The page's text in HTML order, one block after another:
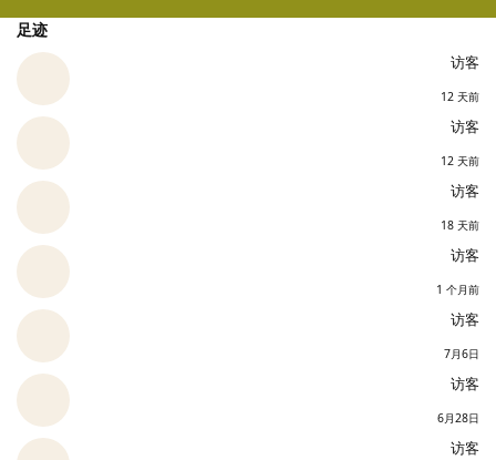
足迹
访客
12 天前
访客
12 天前
访客
18 天前
访客
1 个月前
访客
7月6日
访客
6月28日
访客